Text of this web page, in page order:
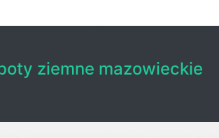
ziemne mazowieckie